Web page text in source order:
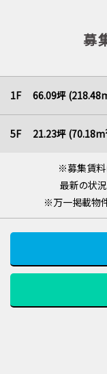
募
1F 66.09坪
5F 21.23坪
※募集賃料
最新の状況
※万一掲載物